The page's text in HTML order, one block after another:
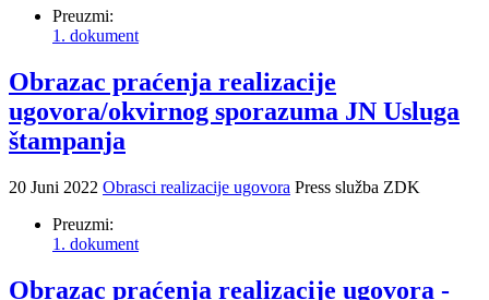
Preuzmi:
1. dokument
Obrazac praćenja realizacije
ugovora/okvirnog sporazuma JN Usluga
štampanja
20 Juni 2022 Obrasci realizacije ugovora Press služba ZDK
Preuzmi:
1. dokument
Obrazac praćenja realizacije ugovora -